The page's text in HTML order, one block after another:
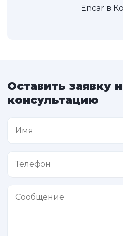
Encar в
Оставить заявку
консультацию